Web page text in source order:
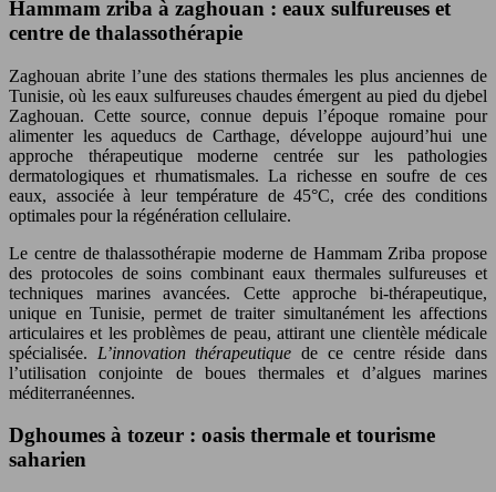
Hammam zriba à zaghouan : eaux sulfureuses et
centre de thalassothérapie
Zaghouan abrite l’une des stations thermales les plus anciennes de
Tunisie, où les eaux sulfureuses chaudes émergent au pied du djebel
Zaghouan. Cette source, connue depuis l’époque romaine pour
alimenter les aqueducs de Carthage, développe aujourd’hui une
approche thérapeutique moderne centrée sur les pathologies
dermatologiques et rhumatismales. La richesse en soufre de ces
eaux, associée à leur température de 45°C, crée des conditions
optimales pour la régénération cellulaire.
Le centre de thalassothérapie moderne de Hammam Zriba propose
des protocoles de soins combinant eaux thermales sulfureuses et
techniques marines avancées. Cette approche bi-thérapeutique,
unique en Tunisie, permet de traiter simultanément les affections
articulaires et les problèmes de peau, attirant une clientèle médicale
spécialisée. L’innovation thérapeutiquede ce centre réside dans
l’utilisation conjointe de boues thermales et d’algues marines
méditerranéennes.
Dghoumes à tozeur : oasis thermale et tourisme
saharien